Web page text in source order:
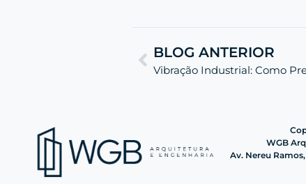
BLOG ANTERIOR
Vibração Industrial: Como
WGB
Av. Nereu